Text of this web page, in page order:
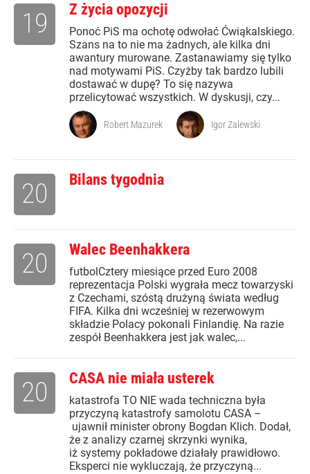
Z życia opozycji
Ponoć PiS ma ochotę odwołać Ćwiąkalskiego.
Szans na to nie ma żadnych, ale kilka dni
awantury murowane. Zastanawiamy się tylko
nad motywami PiS. Czyżby tak bardzo lubili
dostawać w dupę? To się nazywa
przelicytować wszystkich. W dyskusji, czy...
19
Robert Mazurek Igor Zalewski
Bilans tygodnia
20
Walec Beenhakkera
futbolCztery miesiące przed Euro 2008
reprezentacja Polski wygrała mecz towarzyski
z Czechami, szóstą drużyną świata według
FIFA. Kilka dni wcześniej w rezerwowym
składzie Polacy pokonali Finlandię. Na razie
zespół Beenhakkera jest jak walec,...
20
CASA nie miała usterek
katastrofa TO NIE wada techniczna była
przyczyną katastrofy samolotu CASA –
ujawnił minister obrony Bogdan Klich. Dodał,
że z analizy czarnej skrzynki wynika,
iż systemy pokładowe działały prawidłowo.
Eksperci nie wykluczają, że przyczyną...
20